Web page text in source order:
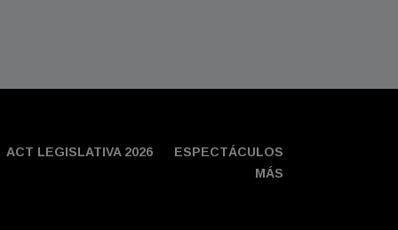
ACT LEGISLATIVA 2026
ESPECTÁCULOS
MÁS